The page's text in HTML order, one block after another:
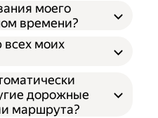
моего
времени?
всех моих
дорожные
маршрута?